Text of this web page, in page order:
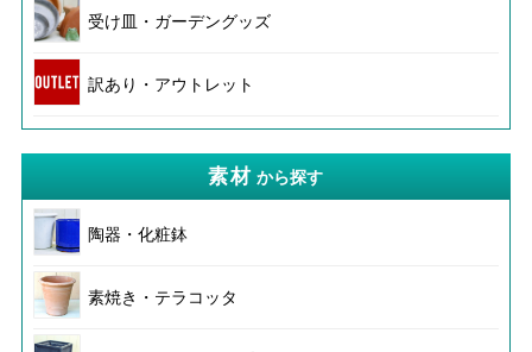
受け皿・ガーデングッズ
訳あり・アウトレット
素材 から探す
陶器・化粧鉢
素焼き・テラコッタ